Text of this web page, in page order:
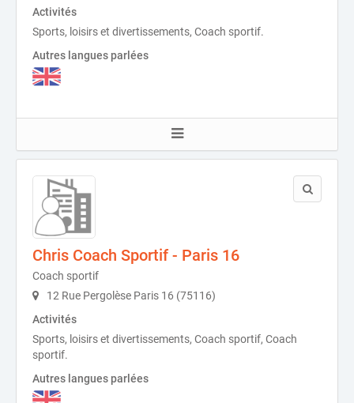
Activités
Sports, loisirs et divertissements, Coach sportif.
Autres langues parlées
Chris Coach Sportif - Paris 16
Coach sportif
12 Rue Pergolèse Paris 16 (75116)
Activités
Sports, loisirs et divertissements, Coach sportif, Coach
sportif.
Autres langues parlées